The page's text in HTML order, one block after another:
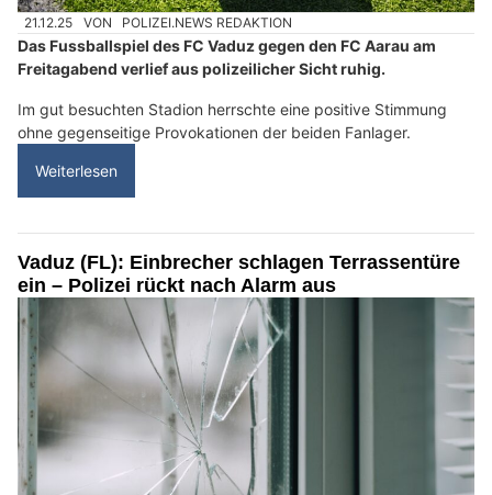
21.12.25 VON POLIZEI.NEWS REDAKTION
Das Fussballspiel des FC Vaduz gegen den FC Aarau am
Freitagabend verlief aus polizeilicher Sicht ruhig.
Im gut besuchten Stadion herrschte eine positive Stimmung
ohne gegenseitige Provokationen der beiden Fanlager.
Weiterlesen
Vaduz (FL): Einbrecher schlagen Terrassentüre
ein – Polizei rückt nach Alarm aus